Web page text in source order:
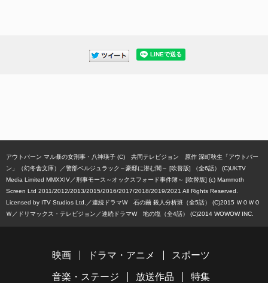
アウトバーン マル暴の女刑事・八神瑛子 (C) 共同テレビジョン 原作 深町秋生「アウトバー
ン」（幻冬舎文庫）
警部ベルジュラック～豪邸に潜む闇～ [吹替版] （全6話） (C)UKTV
Media Limited MMXXIV
刑事モース～オックスフォード事件簿～ [吹替版] (c) Mammoth
Screen Ltd 2011/2012/2013/2015/2016/2017/2018/2019/2021 All Rights Reserved.
Licensed by ITV Studios Ltd.
連続ドラマW 石の繭 殺人分析班（全5話） (C)2015 ＷＯＷＯ
Ｗ／ドリマックス・テレビジョン
連続ドラマW 地の塩（全4話） (C)2014 WOWOW INC.
映画 ドラマ・アニメ スポーツ
音楽・ステージ 放送作品 特集